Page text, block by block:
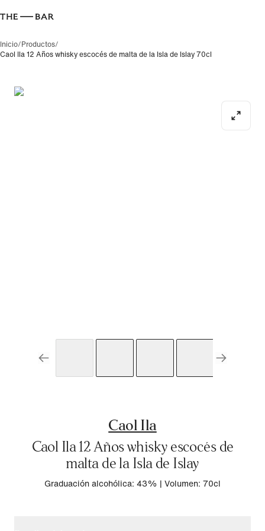
Inicio/Productos/
Caol Ila 12 Años whisky escocés de malta de la Isla de Islay 70cl
Caol Ila
Caol Ila 12 Años whisky escocés de
malta de la Isla de Islay
Graduación alcohólica: 43% | Volumen: 70cl